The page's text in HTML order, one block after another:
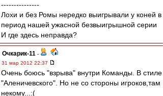
---------------
Лохи и без Ромы нередко выигрывали у коней в
период нашей ужасной безвыигрышной серии
И где здесь неправда?
Очкарик-11 -
31 мар 2012 22:37
Очень боюсь "взрыва" внутри Команды. В стиле
"Аленичевского". Но не со стороны игроков,там
некому...:(